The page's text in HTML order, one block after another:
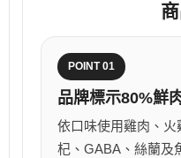
POINT 01
品牌標示80%鮮
依口味使用雞肉、
杞、GABA、絲蘭及